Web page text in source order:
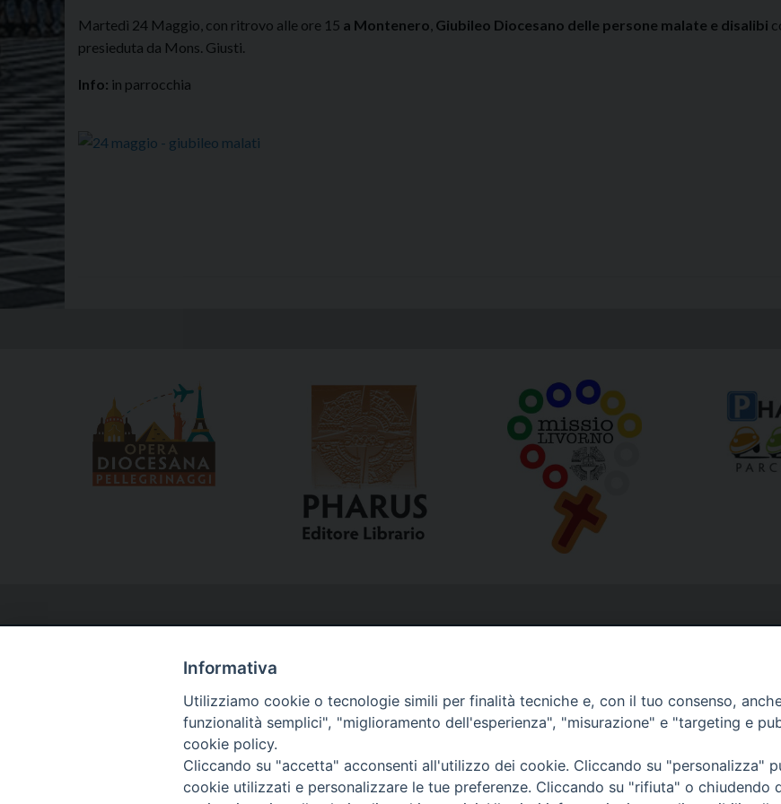
Martedì 24 Maggio, con ritrovo alle ore 15 a Montenero Giubileo Diocesano delle persone malate e disalibi
presieduta da Mons. Giusti.
Info: in parrocchia
Via del Seminario, 61 - 57122 Livorno LI
Tel. 0586 276211
Informativa
Utilizziamo cookie o tecnologie simili per finalità tecniche e, con il tuo consenso,
funzionalità semplici", "miglioramento dell'esperienza", "misurazione" e "targeting e
cookie policy.
Cliccando su "accetta" acconsenti all'utilizzo dei cookie. Cliccando su "personalizza"
cookie utilizzati e personalizzare le tue preferenze. Cliccando su "rifiuta" o chiudendo